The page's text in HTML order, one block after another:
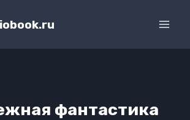
фантастика